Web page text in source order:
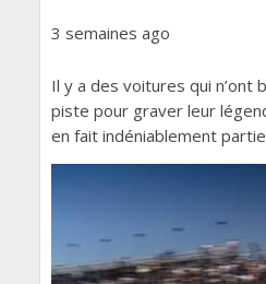
3 semaines ago
Il y a des voitures qui n’ont
piste pour graver leur
en fait indéniablement